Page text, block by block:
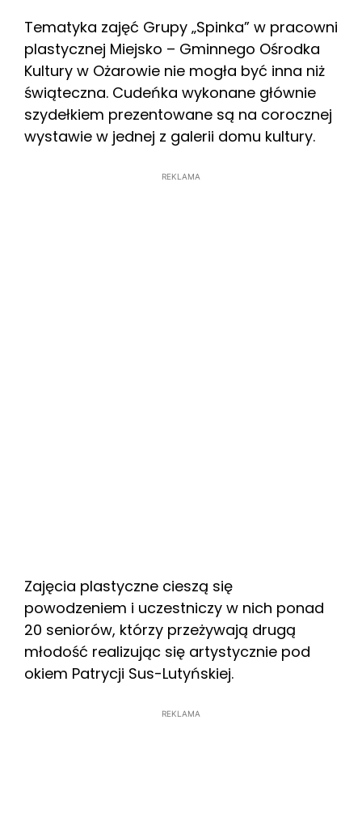
Tematyka zajęć Grupy „Spinka” w pracowni
plastycznej Miejsko – Gminnego Ośrodka
Kultury w Ożarowie nie mogła być inna niż
świąteczna. Cudeńka wykonane głównie
szydełkiem prezentowane są na corocznej
wystawie w jednej z galerii domu kultury.
REKLAMA
Zajęcia plastyczne cieszą się
powodzeniem i uczestniczy w nich ponad
20 seniorów, którzy przeżywają drugą
młodość realizując się artystycznie pod
okiem Patrycji Sus-Lutyńskiej.
REKLAMA